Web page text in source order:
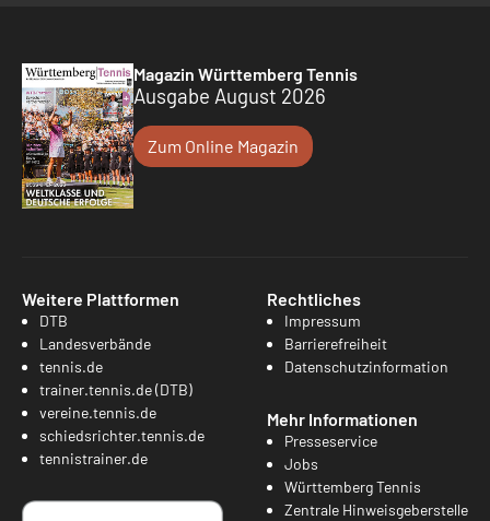
Magazin Württemberg Tennis
Ausgabe August 2026
Zum Online Magazin
Weitere Plattformen
DTB
Landesverbände
tennis.de
trainer.tennis.de (DTB)
vereine.tennis.de
schiedsrichter.tennis.de
tennistrainer.de
Rechtliches
Impressum
Barrierefreiheit
Datenschutzinformation
Mehr Informationen
Presseservice
Jobs
Württemberg Tennis
Zentrale Hinweisgeberstelle